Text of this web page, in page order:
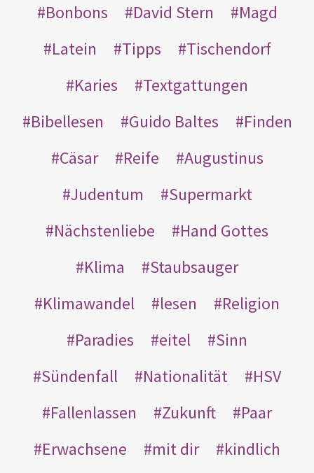
Bonbons
David Stern
Magd
Latein
Tipps
Tischendorf
Karies
Textgattungen
Bibellesen
Guido Baltes
Finden
Cäsar
Reife
Augustinus
Judentum
Supermarkt
Nächstenliebe
Hand Gottes
Klima
Staubsauger
Klimawandel
lesen
Religion
Paradies
eitel
Sinn
Sündenfall
Nationalität
HSV
Fallenlassen
Zukunft
Paar
Erwachsene
mit dir
kindlich